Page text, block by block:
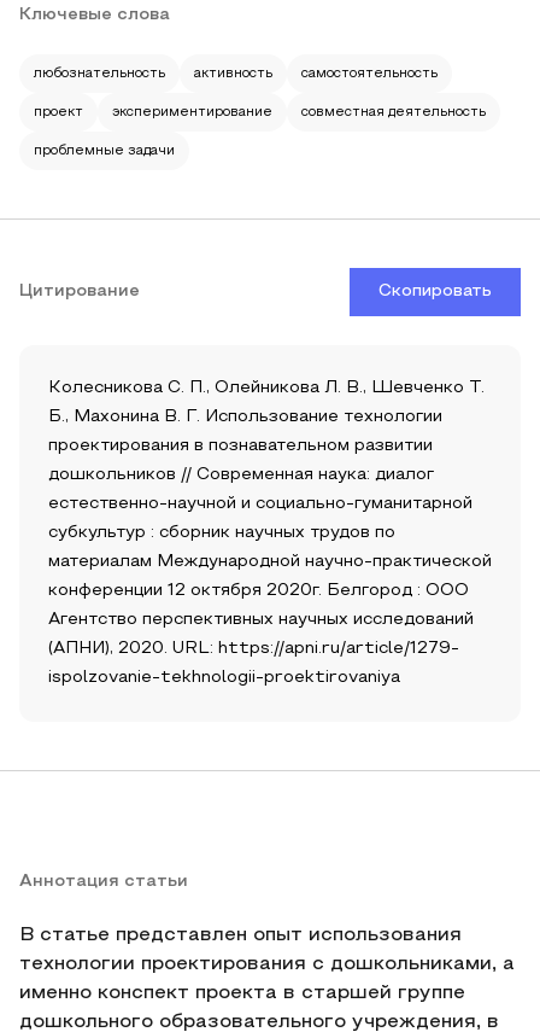
Ключевые слова
любознательность активность самостоятельность
проект экспериментирование совместная деятельность
проблемные задачи
Цитирование Скопировать
Колесникова С. П., Олейникова Л. В., Шевченко Т.
Б., Махонина В. Г. Использование технологии
проектирования в познавательном развитии
дошкольников // Современная наука: диалог
естественно-научной и социально-гуманитарной
субкультур : сборник научных трудов по
материалам Международной научно-практической
конференции 12 октября 2020г. Белгород : ООО
Агентство перспективных научных исследований
(АПНИ), 2020. URL: https://apni.ru/article/1279-
ispolzovanie-tekhnologii-proektirovaniya
Аннотация статьи
В статье представлен опыт использования
технологии проектирования с дошкольниками, а
именно конспект проекта в старшей группе
дошкольного образовательного учреждения, в